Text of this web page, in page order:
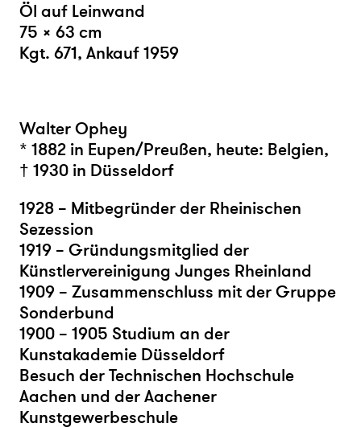
Öl auf Leinwand
75 × 63 cm
Kgt. 671, Ankauf 1959
Walter Ophey
* 1882 in Eupen/Preußen, heute: Belgien,
† 1930 in Düsseldorf
1928 – Mitbegründer der Rheinischen
Sezession
1919 – Gründungsmitglied der
Künstlervereinigung Junges Rheinland
1909 – Zusammenschluss mit der Gruppe
Sonderbund
1900 – 1905 Studium an der
Kunstakademie Düsseldorf
Besuch der Technischen Hochschule
Aachen und der Aachener
Kunstgewerbeschule